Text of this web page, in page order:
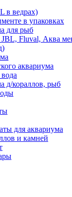
в ведрах)
в упаковках
для рыб
JBL, Fluval, Аква
аквариума
д/кораллов, рыб
для аквариума
и камней